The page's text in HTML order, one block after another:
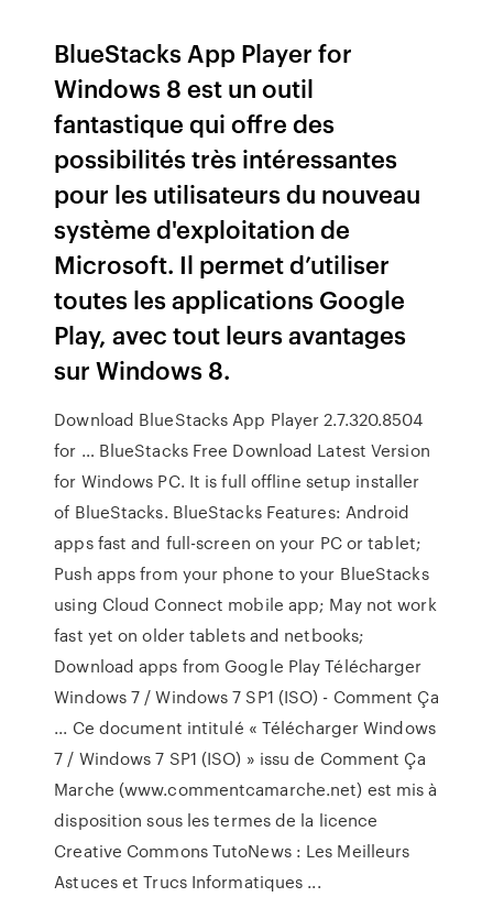
BlueStacks App Player for
Windows 8 est un outil
fantastique qui offre des
possibilités très intéressantes
pour les utilisateurs du nouveau
système d'exploitation de
Microsoft. Il permet d’utiliser
toutes les applications Google
Play, avec tout leurs avantages
sur Windows 8.
Download BlueStacks App Player 2.7.320.8504
for … BlueStacks Free Download Latest Version
for Windows PC. It is full offline setup installer
of BlueStacks. BlueStacks Features: Android
apps fast and full-screen on your PC or tablet;
Push apps from your phone to your BlueStacks
using Cloud Connect mobile app; May not work
fast yet on older tablets and netbooks;
Download apps from Google Play Télécharger
Windows 7 / Windows 7 SP1 (ISO) - Comment Ça
... Ce document intitulé « Télécharger Windows
7 / Windows 7 SP1 (ISO) » issu de Comment Ça
Marche (www.commentcamarche.net) est mis à
disposition sous les termes de la licence
Creative Commons TutoNews : Les Meilleurs
Astuces et Trucs Informatiques ...